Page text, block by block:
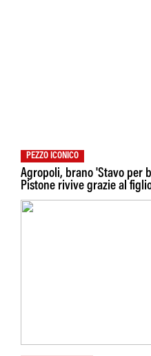
PEZZO ICONICO
Agropoli, brano 'Stavo per
Pistone rivive grazie al